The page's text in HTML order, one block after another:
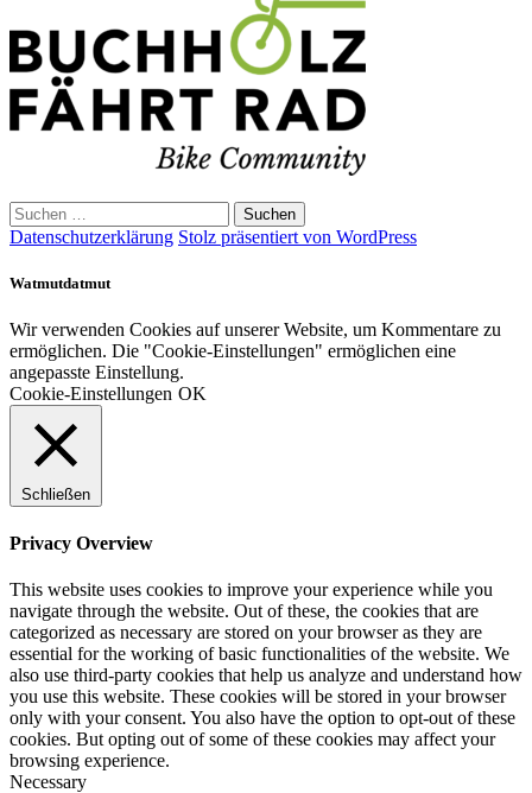
Suchen
nach:
Datenschutzerklärung Stolz präsentiert von WordPress
Watmutdatmut
Wir verwenden Cookies auf unserer Website, um Kommentare zu
ermöglichen. Die "Cookie-Einstellungen" ermöglichen eine
angepasste Einstellung.
Cookie-Einstellungen OK
Schließen
Privacy Overview
This website uses cookies to improve your experience while you
navigate through the website. Out of these, the cookies that are
categorized as necessary are stored on your browser as they are
essential for the working of basic functionalities of the website. We
also use third-party cookies that help us analyze and understand how
you use this website. These cookies will be stored in your browser
only with your consent. You also have the option to opt-out of these
cookies. But opting out of some of these cookies may affect your
browsing experience.
Necessary